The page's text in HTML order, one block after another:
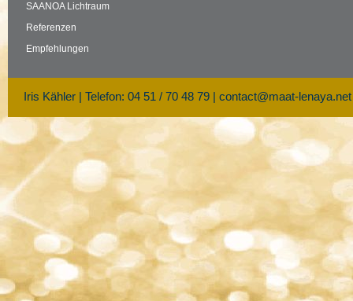
SAANOA Lichtraum
Referenzen
Empfehlungen
Iris Kähler | Telefon: 04 51 / 70 48 79 | contact@maat-lenaya.net